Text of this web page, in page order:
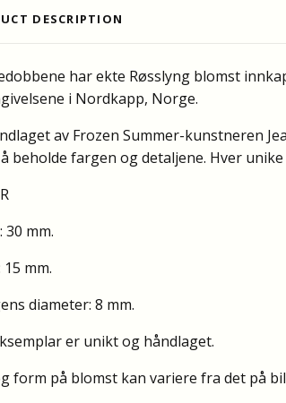
DESCRIPTION
har ekte Røsslyng blomst
i Nordkapp, Norge.
av Frozen Summer-kunstneren
beholde fargen og detaljene. Hver
30 mm.
15 mm.
diameter: 8 mm.
er unikt og håndlaget.
form på blomst kan variere fra det på